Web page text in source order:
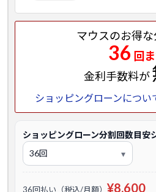
マウスのお得
36 回
金利手数料が
ショッピングローンにつ
ショッピングローン分割回数目安
36回払い（税込/月額） ¥8,600